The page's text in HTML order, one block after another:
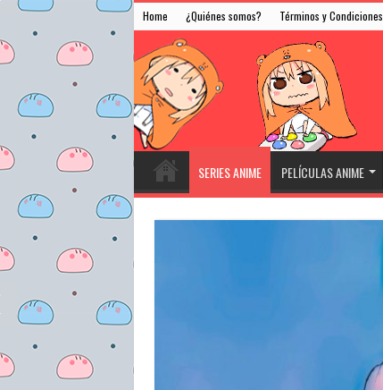
Home ¿Quiénes somos? Términos y Condiciones
SERIES ANIME PELÍCULAS ANIME